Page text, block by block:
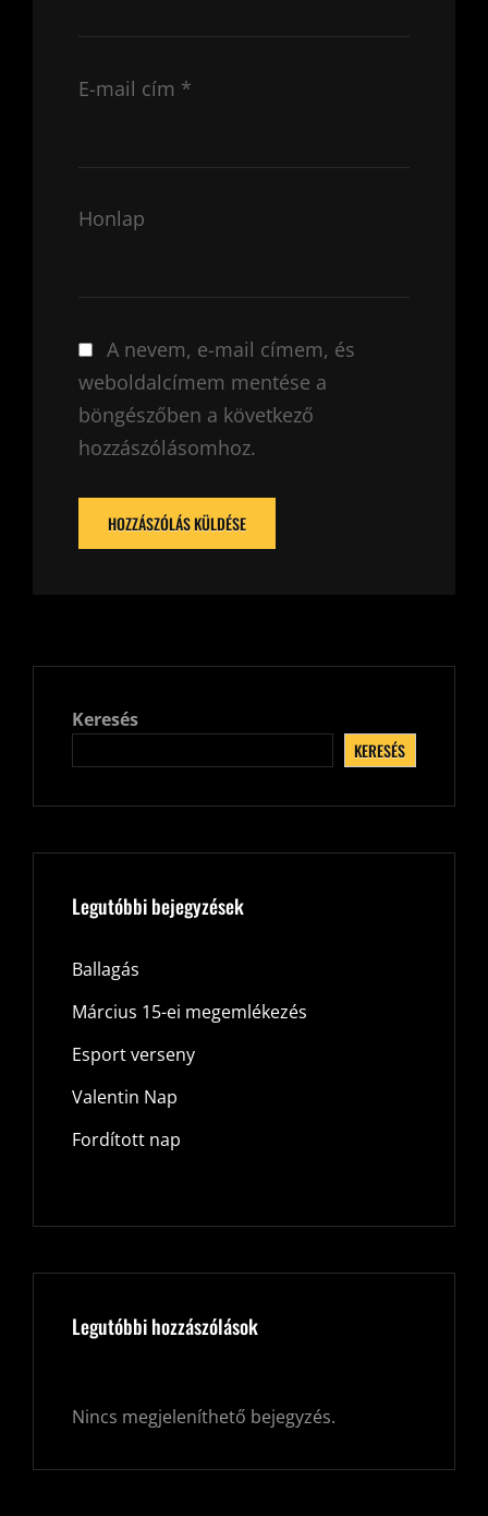
E-mail cím *
Honlap
A nevem, e-mail címem, és
weboldalcímem mentése a
böngészőben a következő
hozzászólásomhoz.
Keresés
KERESÉS
Legutóbbi bejegyzések
Ballagás
Március 15-ei megemlékezés
Esport verseny
Valentin Nap
Fordított nap
Legutóbbi hozzászólások
Nincs megjeleníthető bejegyzés.